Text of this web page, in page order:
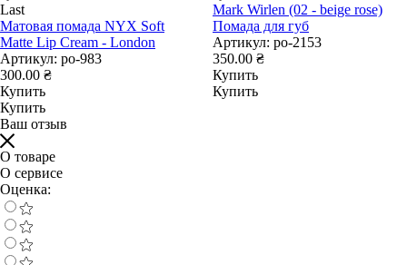
Last
Матовая помада NYX Soft
Matte Lip Cream - London
Артикул: po-983
300.00 ₴
Купить
Купить
Mark Wirlen (02 - beige rose)
Помада для губ
Артикул: po-2153
350.00 ₴
Купить
Купить
Ваш отзыв
О товаре
О сервисе
Оценка: